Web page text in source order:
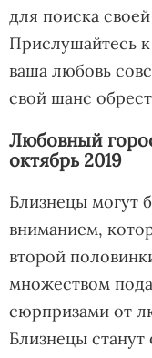
для поиска
Прислушайтесь
ваша любовь
свой шанс
Любовный
октябрь 2019
Близнецы могут
вниманием,
второй
множеством
сюрпризами от
Близнецы